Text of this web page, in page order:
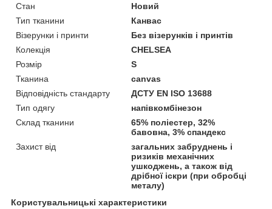
Стан
Новий
Тип тканини
Канвас
Візерунки і принти
Без візерунків і принтів
Колекція
CHELSEA
Розмір
S
Тканина
canvas
Відповідність стандарту
ДСТУ EN ISO 13688
Тип одягу
напівкомбінезон
Склад тканини
65% поліестер, 32%
бавовна, 3% спандекс
Захист від
загальних забруднень і
ризиків механічних
ушкоджень, а також від
дрібної іскри (при обробці
металу)
Користувальницькі характеристики